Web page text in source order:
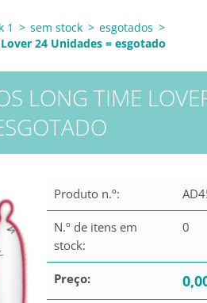
1 > sem stock > esgotados >
24 Unidades = esgotado
LONG TIME
Produto n.º:
N.º de itens em
stock:
0
Preço: